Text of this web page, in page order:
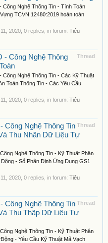
Công Nghệ Thông Tin - Tính Toán
TCVN 12480:2019 hoàn toàn
2020 , 0 replies, in forum: Tiêu
Thread
- Công Nghệ Thông
Công Nghệ Thông Tin - Các Kỹ Thuật
Toàn Thông Tin - Các Yêu Cầu
2020 , 0 replies, in forum: Tiêu
Thread
Công Nghệ Thông Tin
Thu Nhận Dữ Liệu Tự
Nghệ Thông Tin - Kỹ Thuật Phân
- Số Phân Định Ứng Dụng GS1
2020 , 0 replies, in forum: Tiêu
Thread
Công Nghệ Thông Tin
Thu Thập Dữ Liệu Tự
Nghệ Thông Tin - Kỹ Thuật Phân
- Yêu Cầu Kỹ Thuật Mã Vạch